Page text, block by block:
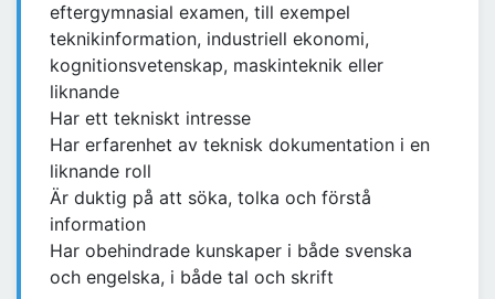
eftergymnasial examen, till exempel
teknikinformation, industriell ekonomi,
kognitionsvetenskap, maskinteknik eller
liknande
Har ett tekniskt intresse
Har erfarenhet av teknisk dokumentation i en
liknande roll
Är duktig på att söka, tolka och förstå
information
Har obehindrade kunskaper i både svenska
och engelska, i både tal och skrift